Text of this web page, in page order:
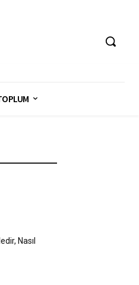
Nasıl